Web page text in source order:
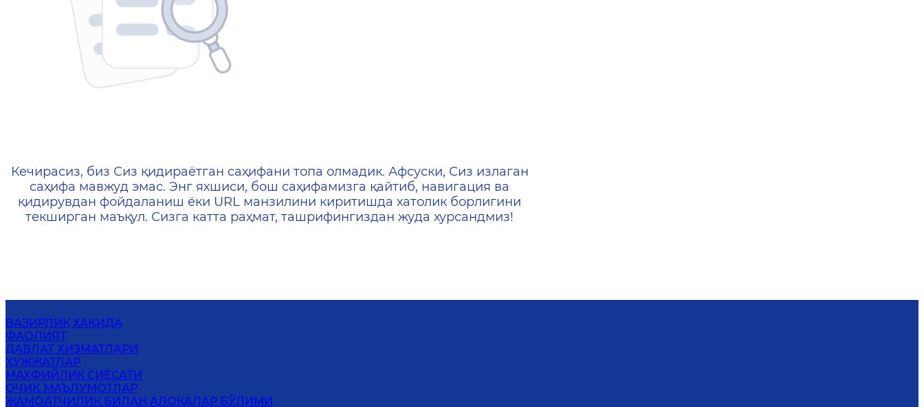
404 — Страница не найдена
Кечирасиз, биз Сиз қидираётган саҳифани топа олмадик. Афсуски, Сиз излаган
саҳифа мавжуд эмас. Энг яхшиси, бош саҳифамизга қайтиб, навигация ва
қидирувдан фойдаланиш ёки URL манзилини киритишда хатолик борлигини
текширган маъқул. Сизга катта раҳмат, ташрифингиздан жуда хурсандмиз!
ВАЗИРЛИК ҲАҚИДА
ФАОЛИЯТ
ДАВЛАТ ХИЗМАТЛАРИ
ҲУЖЖАТЛАР
МАХФИЙЛИК СИЁСАТИ
ОЧИҚ МАЪЛУМОТЛАР
ЖАМОАТЧИЛИК БИЛАН АЛОҚАЛАР БЎЛИМИ